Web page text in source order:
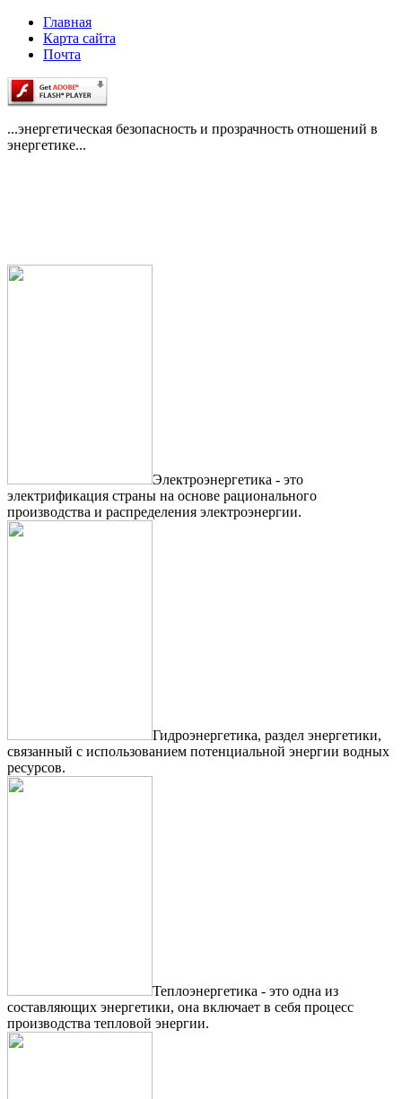
Главная
Карта сайта
Почта
...энергетическая безопасность и прозрачность отношений в
энергетике...
Электроэнергетика - это
электрификация страны на основе рационального
производства и распределения электроэнергии.
Гидроэнергетика, раздел энергетики,
связанный с использованием потенциальной энергии водных
ресурсов.
Теплоэнергетика - это одна из
составляющих энергетики, она включает в себя процесс
производства тепловой энергии.